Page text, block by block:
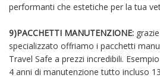
performanti che estetiche per la tua
9)PACCHETTI MANUTENZIONE:
specializzato offriamo i pacchetti
Travel Safe a prezzi incredibili.
4 anni di manutenzione tutto incluso